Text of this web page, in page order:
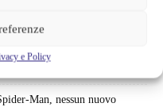
e Policy
Il sequel di Fall cambia
Man, nessun nuovo